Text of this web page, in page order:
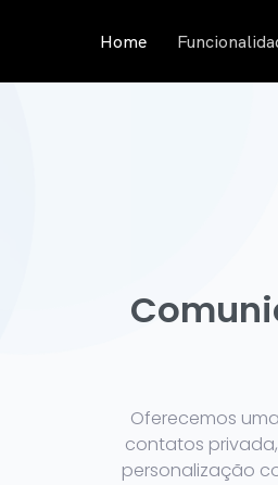
Home
Oferecemos
contatos
personalização